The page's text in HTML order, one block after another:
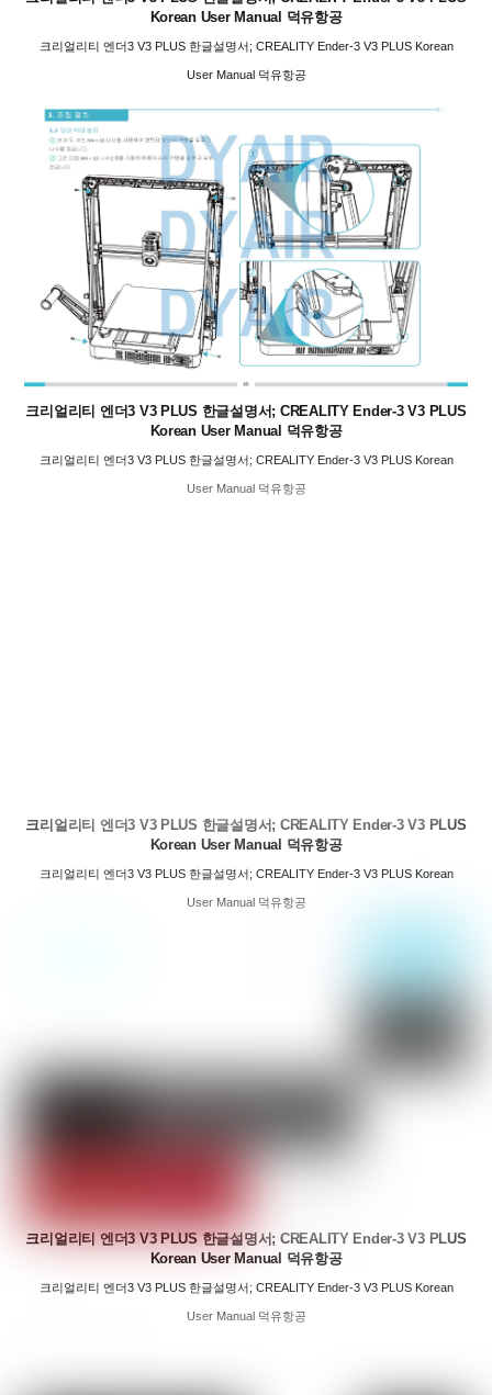
Korean User Manual 덕유항공
크리얼리티 엔더3 V3 PLUS 한글설명서; CREALITY Ender-3 V3 PLUS Korean
User Manual 덕유항공
크리얼리티 엔더3 V3 PLUS 한글설명서; CREALITY Ender-3 V3 PLUS
Korean User Manual 덕유항공
크리얼리티 엔더3 V3 PLUS 한글설명서; CREALITY Ender-3 V3 PLUS Korean
User Manual 덕유항공
크리얼리티 엔더3 V3 PLUS 한글설명서; CREALITY Ender-3 V3 PLUS
Korean User Manual 덕유항공
크리얼리티 엔더3 V3 PLUS 한글설명서; CREALITY Ender-3 V3 PLUS Korean
User Manual 덕유항공
크리얼리티 엔더3 V3 PLUS 한글설명서; CREALITY Ender-3 V3 PLUS
Korean User Manual 덕유항공
크리얼리티 엔더3 V3 PLUS 한글설명서; CREALITY Ender-3 V3 PLUS Korean
User Manual 덕유항공